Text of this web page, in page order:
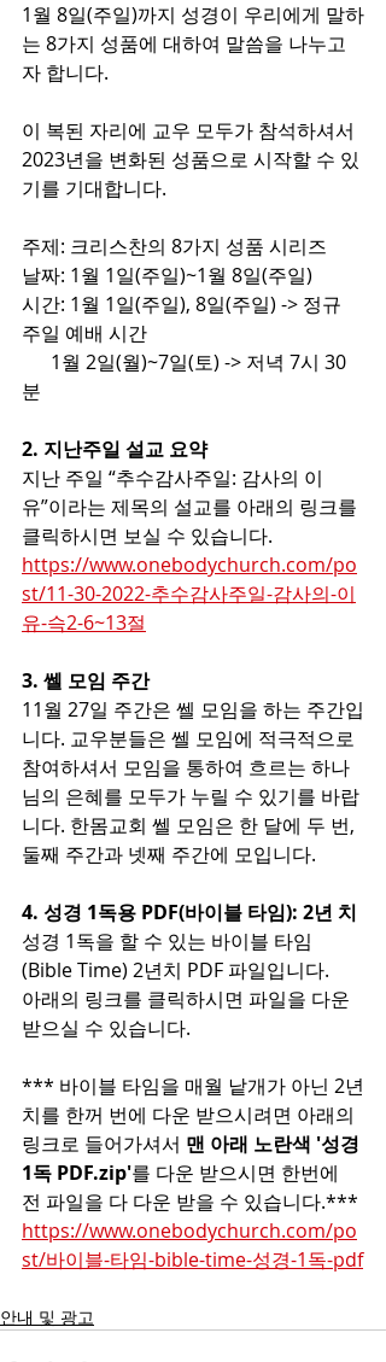
1월 8일(주일)까지 성경이 우리에게 말하
는 8가지 성품에 대하여 말씀을 나누고
자 합니다.
이 복된 자리에 교우 모두가 참석하셔서
2023년을 변화된 성품으로 시작할 수 있
기를 기대합니다.
주제: 크리스찬의 8가지 성품 시리즈
날짜: 1월 1일(주일)~1월 8일(주일)
시간: 1월 1일(주일), 8일(주일) -> 정규
주일 예배 시간
분
2. 지난주일 설교 요약
지난 주일 “추수감사주일: 감사의 이
유”이라는 제목의 설교를 아래의 링크를
클릭하시면 보실 수 있습니다.
https://www.onebodychurch.com/po
st/11-30-2022-추수감사주일-감사의-이
유-슥2-6~13절
3. 쎌 모임 주간
11월 27일 주간은 쎌 모임을 하는 주간입
니다. 교우분들은 쎌 모임에 적극적으로
참여하셔서 모임을 통하여 흐르는 하나
님의 은혜를 모두가 누릴 수 있기를 바랍
니다. 한몸교회 쎌 모임은 한 달에 두 번,
둘째 주간과 넷째 주간에 모입니다.
4. 성경 1독용 PDF(바이블 타임): 2년 치
성경 1독을 할 수 있는 바이블 타임
(Bible Time) 2년치 PDF 파일입니다.
아래의 링크를 클릭하시면 파일을 다운
받으실 수 있습니다.
*** 바이블 타임을 매월 낱개가 아닌 2년
치를 한꺼 번에 다운 받으시려면 아래의
링크로 들어가셔서 맨 아래 노란색 '성경
1독 PDF.zip'를 다운 받으시면 한번에
전 파일을 다 다운 받을 수 있습니다.***
https://www.onebodychurch.com/po
st/바이블-타임-bible-time-성경-1독-pdf
안내 및 광고